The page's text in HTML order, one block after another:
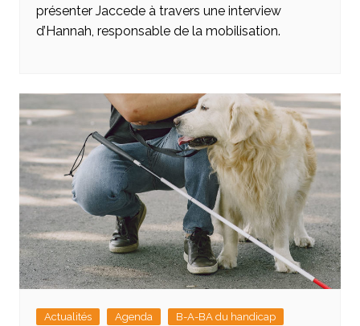
présenter Jaccede à travers une interview
d’Hannah, responsable de la mobilisation.
Actualités Agenda
B-A-BA du handicap